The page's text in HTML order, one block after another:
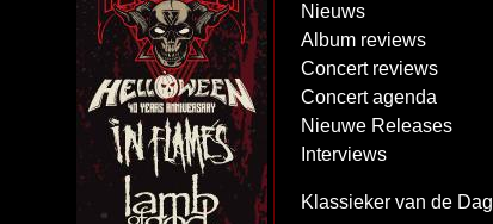
Nieuws
Album reviews
Concert reviews
Concert agenda
Nieuwe Releases
Interviews
Klassieker van de Dag